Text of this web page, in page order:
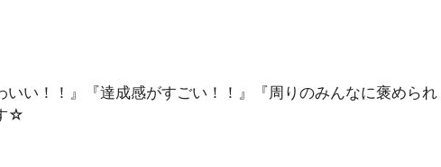
いい！！』『達成感がすごい！！』『周りのみんなに褒められ
☆